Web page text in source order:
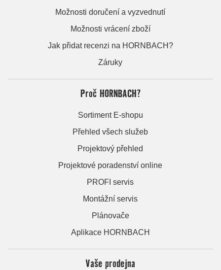
Možnosti doručení a vyzvednutí
Možnosti vrácení zboží
Jak přidat recenzi na HORNBACH?
Záruky
Proč HORNBACH?
Sortiment E-shopu
Přehled všech služeb
Projektový přehled
Projektové poradenství online
PROFI servis
Montážní servis
Plánovače
Aplikace HORNBACH
Vaše prodejna